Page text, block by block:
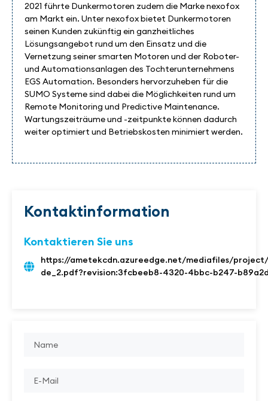
2021 führte Dunkermotoren zudem die Marke nexofox
am Markt ein. Unter nexofox bietet Dunkermotoren
seinen Kunden zukünftig ein ganzheitliches
Lösungsangebot rund um den Einsatz und die
Vernetzung seiner smarten Motoren und der Roboter-
und Automationsanlagen des Tochterunternehmens
EGS Automation. Besonders hervorzuheben für die
SUMO Systeme sind dabei die Möglichkeiten rund um
Remote Monitoring und Predictive Maintenance.
Wartungszeiträume und -zeitpunkte können dadurch
weiter optimiert und Betriebskosten minimiert werden.
Kontaktinformation
Kontaktieren Sie uns
https://ametekcdn.azureedge.net/mediafiles/
de_2.pdf?revision:3fcbeeb8-4320-4bbc-b247-